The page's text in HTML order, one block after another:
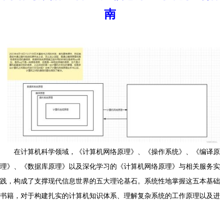
南
在计算机科学领域，《计算机网络原理》、《操作系统》、《编译原
理》、《数据库原理》以及深化学习的《计算机网络原理》与相关服务实
践，构成了支撑现代信息世界的五大理论基石。系统性地掌握这五本基础
书籍，对于构建扎实的计算机知识体系、理解复杂系统的工作原理以及进